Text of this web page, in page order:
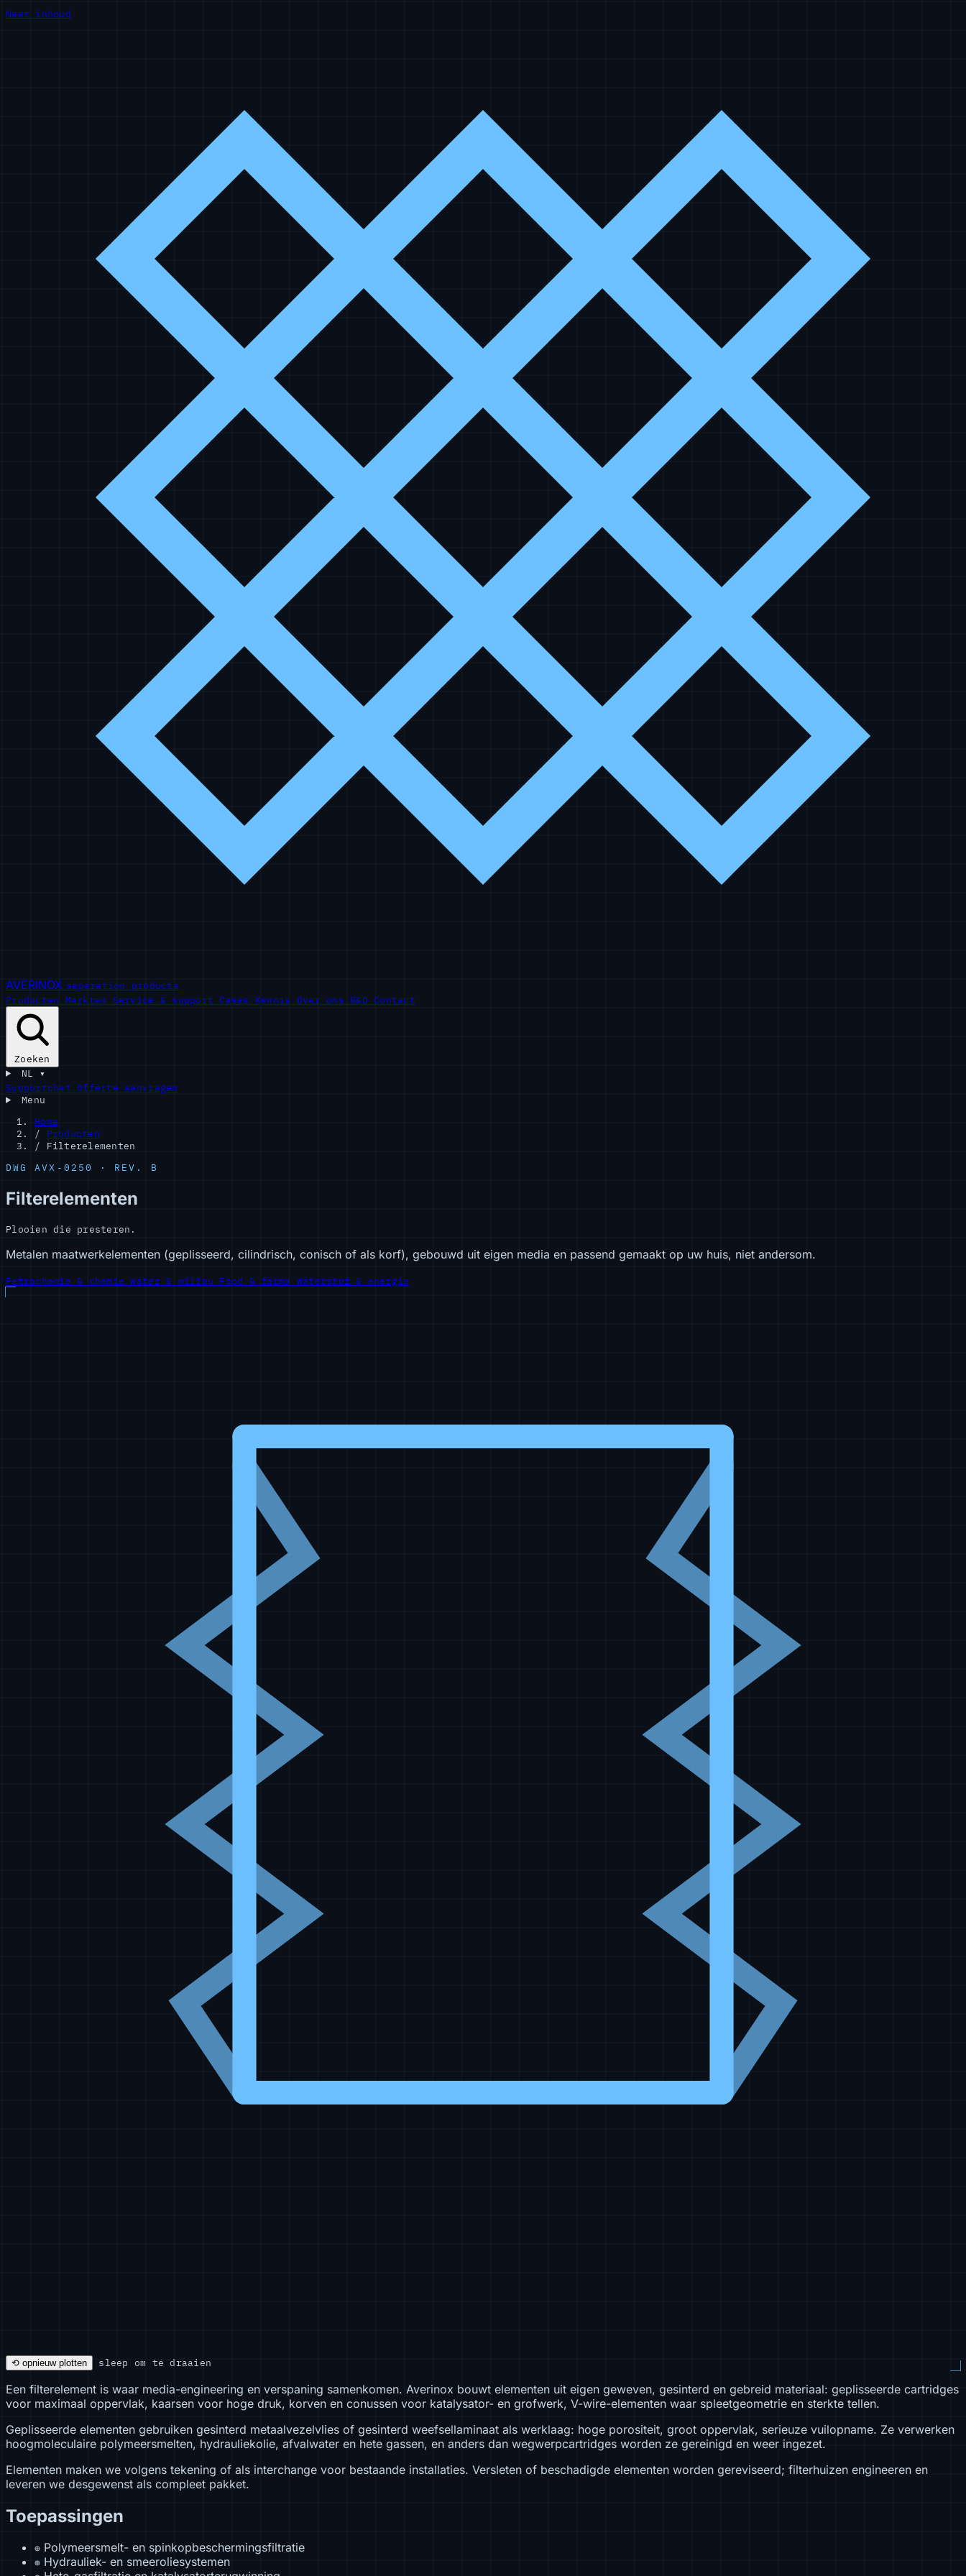
Naar inhoud
AVERINOX separation products
Producten Markten Service & support Cases Kennis Over ons R&D Contact
Zoeken
NL ▾
SupportchatOfferte aanvragen
Menu
Home
/
Producten
/
Filterelementen
DWG AVX-0250 · REV. B
Filterelementen
Plooien die presteren.
Metalen maatwerkelementen (geplisseerd, cilindrisch, conisch of als korf), gebouwd uit eigen media en passend gemaakt op uw huis, niet andersom.
Petrochemie & chemieWater & milieu Food & farma Waterstof & energie
⟲ opnieuw plotten sleep om te draaien
Een filterelement is waar media-engineering en verspaning samenkomen. Averinox bouwt elementen uit eigen geweven, gesinterd en gebreid materiaal: geplisseerde cartridges
voor maximaal oppervlak, kaarsen voor hoge druk, korven en conussen voor katalysator- en grofwerk, V-wire-elementen waar spleetgeometrie en sterkte tellen.
Geplisseerde elementen gebruiken gesinterd metaalvezelvlies of gesinterd weefsellaminaat als werklaag: hoge porositeit, groot oppervlak, serieuze vuilopname. Ze verwerken
hoogmoleculaire polymeersmelten, hydrauliekolie, afvalwater en hete gassen, en anders dan wegwerpcartridges worden ze gereinigd en weer ingezet.
Elementen maken we volgens tekening of als interchange voor bestaande installaties. Versleten of beschadigde elementen worden gereviseerd; filterhuizen engineeren en
leveren we desgewenst als compleet pakket.
Toepassingen
⊕ Polymeersmelt- en spinkopbeschermingsfiltratie
⊕ Hydrauliek- en smeeroliesystemen